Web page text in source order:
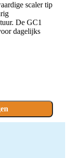
scaler tip
De GC1
dagelijks